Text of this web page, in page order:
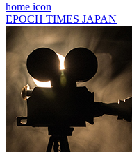
home icon
EPOCH TIMES JAPAN